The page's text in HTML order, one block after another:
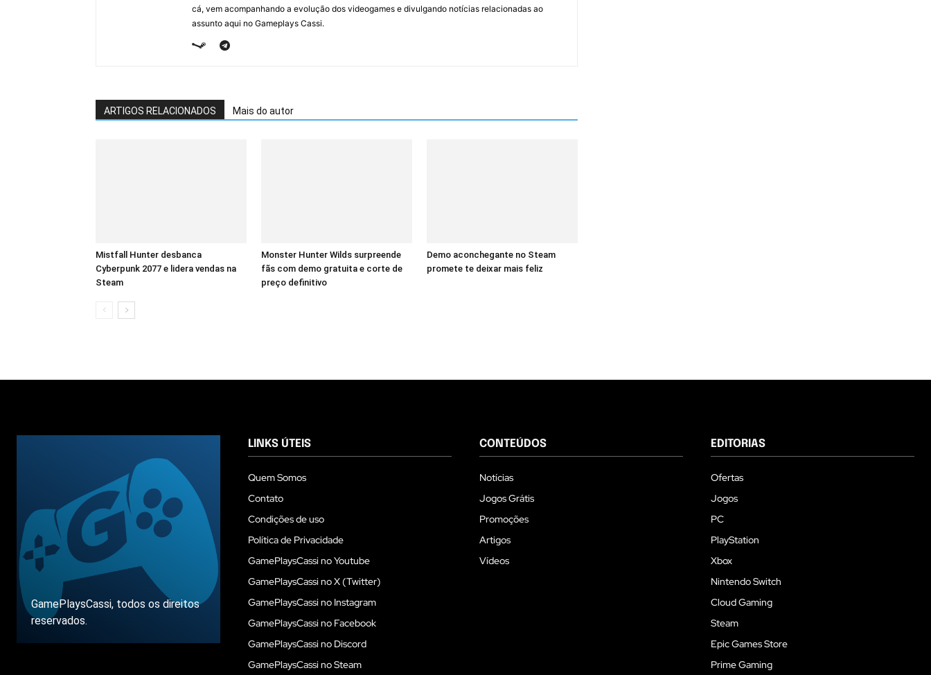
cá, vem acompanhando a evolução dos videogames e divulgando notícias relacionadas ao
assunto aqui no Gameplays Cassi.
ARTIGOS RELACIONADOS Mais do autor
Mistfall Hunter desbanca
Cyberpunk 2077 e lidera vendas na
Steam
Monster Hunter Wilds surpreende
fãs com demo gratuita e corte de
preço definitivo
Demo aconchegante no Steam
promete te deixar mais feliz
GamePlaysCassi, todos os direitos
reservados.
LINKS ÚTEIS
Quem Somos
Contato
Condições de uso
Política de Privacidade
GamePlaysCassi no Youtube
GamePlaysCassi no X (Twitter)
GamePlaysCassi no Instagram
GamePlaysCassi no Facebook
GamePlaysCassi no Discord
GamePlaysCassi no Steam
CONTEÚDOS
Notícias
Jogos Grátis
Promoções
Artigos
Vídeos
EDITORIAS
Ofertas
Jogos
PC
PlayStation
Xbox
Nintendo Switch
Cloud Gaming
Steam
Epic Games Store
Prime Gaming